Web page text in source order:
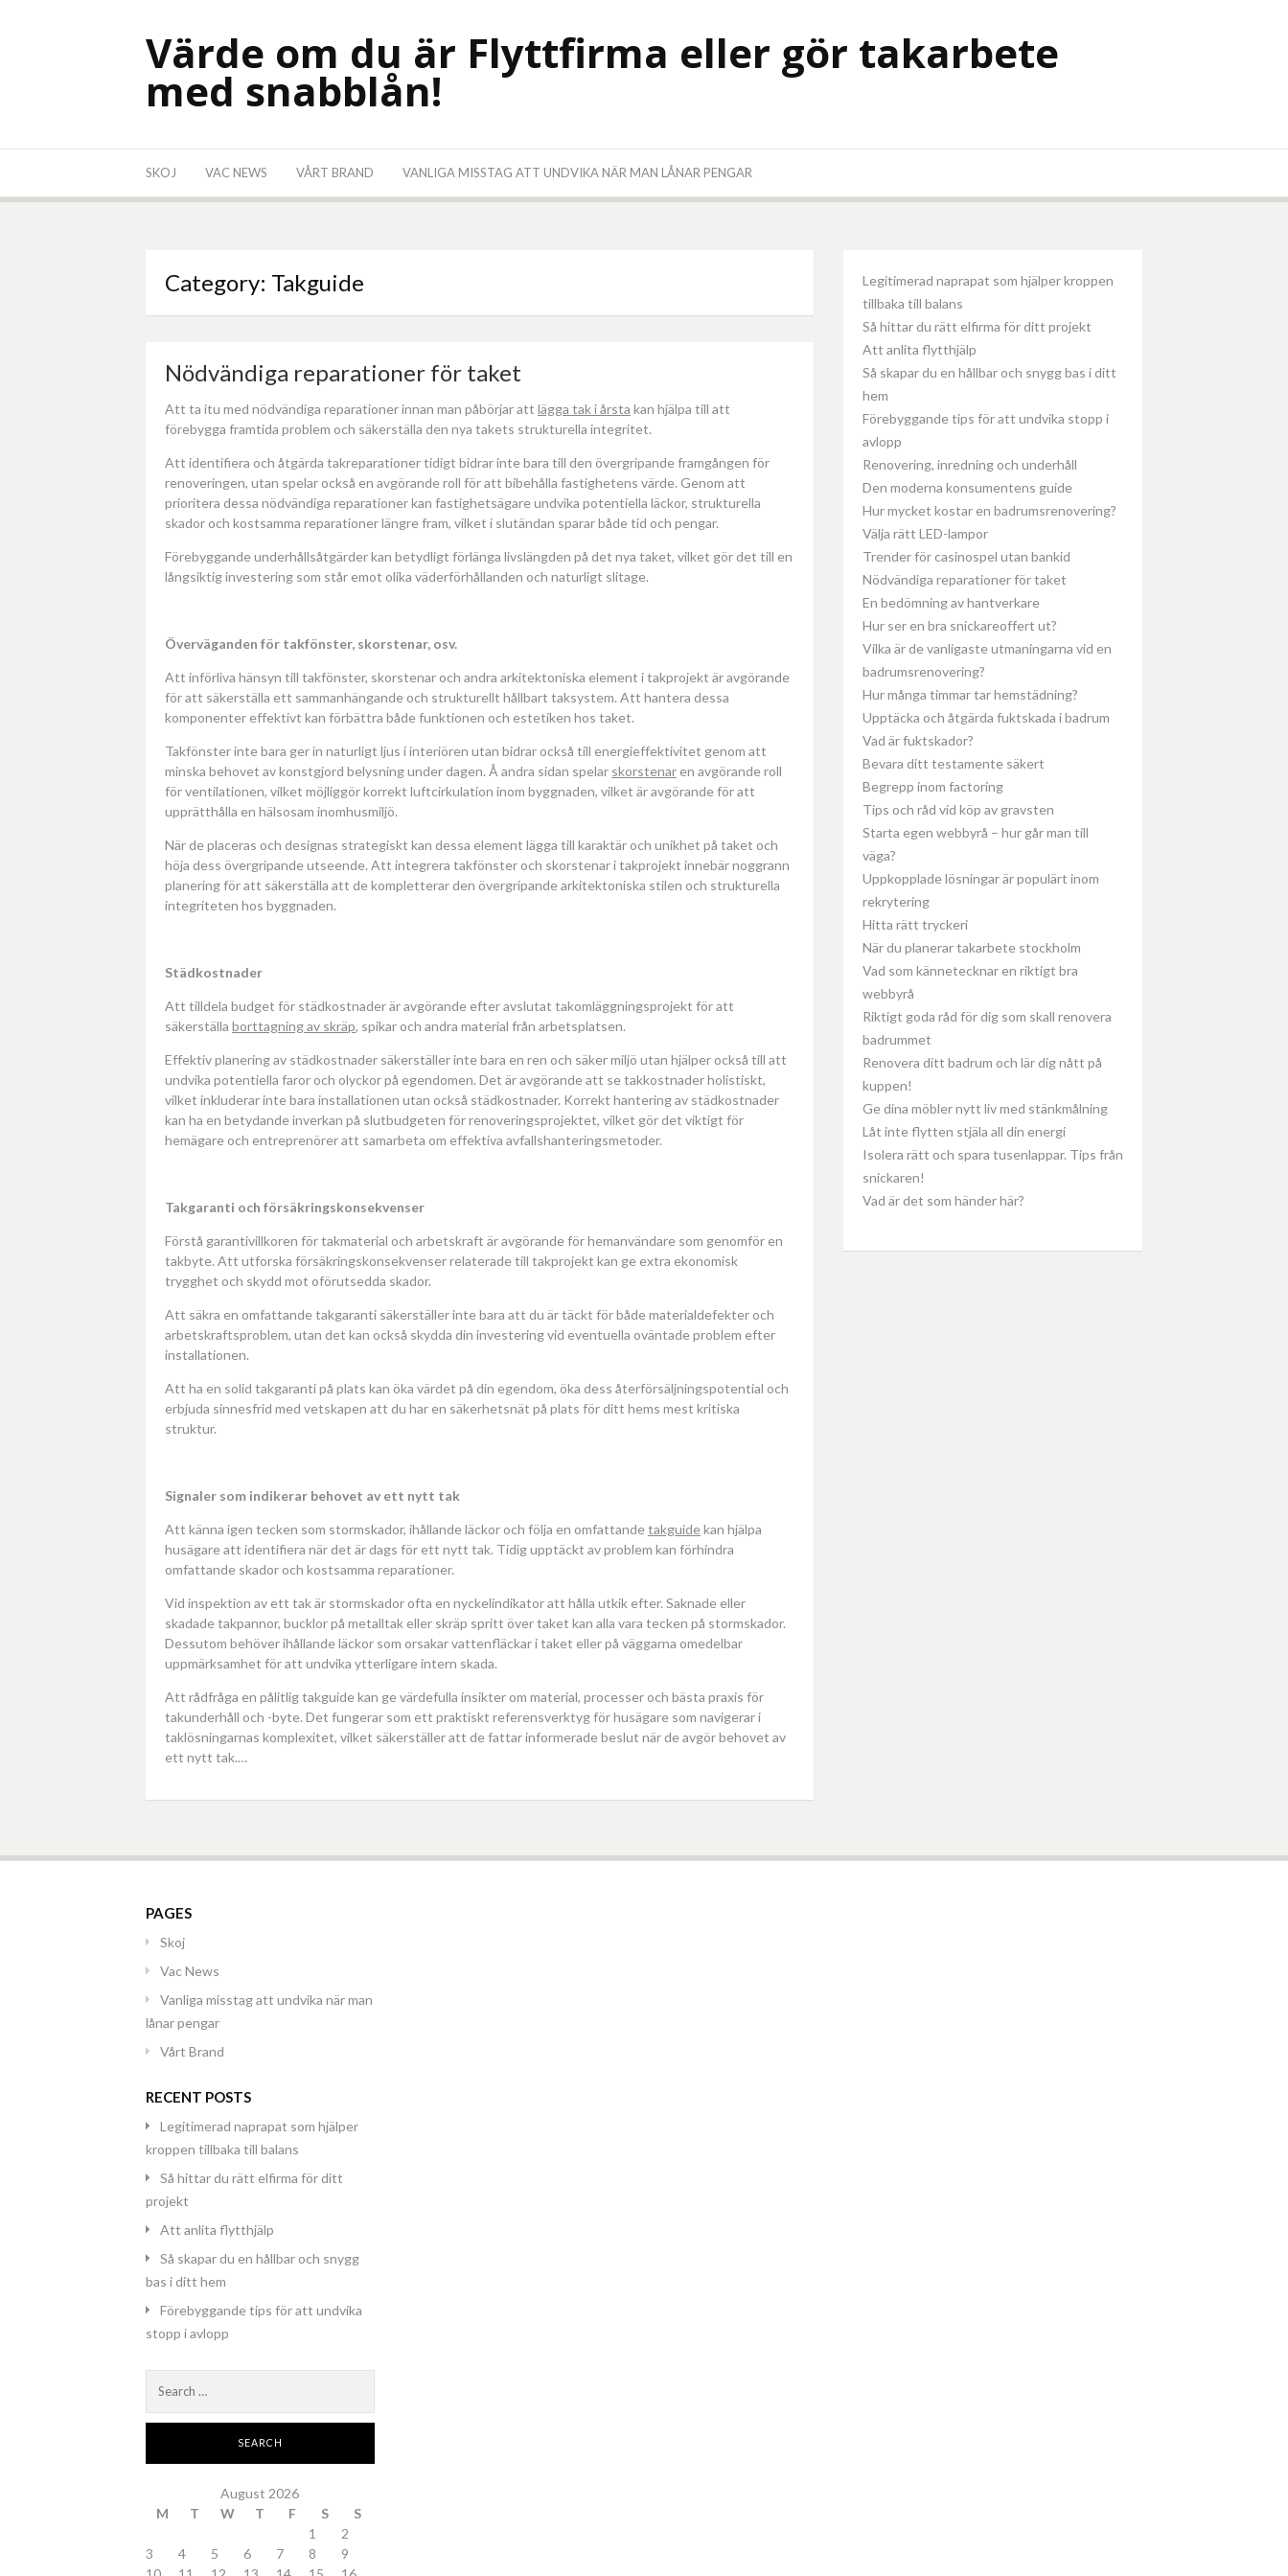
Värde om du är Flyttfirma eller gör takarbete
med snabblån!
SKOJ VAC NEWS VÅRT BRAND VANLIGA MISSTAG ATT UNDVIKA NÄR MAN LÅNAR PENGAR
Category: Takguide
Nödvändiga reparationer för taket
Att ta itu med nödvändiga reparationer innan man påbörjar att lägga tak i årsta kan hjälpa till att
förebygga framtida problem och säkerställa den nya takets strukturella integritet.
Att identifiera och åtgärda takreparationer tidigt bidrar inte bara till den övergripande framgången för
renoveringen, utan spelar också en avgörande roll för att bibehålla fastighetens värde. Genom att
prioritera dessa nödvändiga reparationer kan fastighetsägare undvika potentiella läckor, strukturella
skador och kostsamma reparationer längre fram, vilket i slutändan sparar både tid och pengar.
Förebyggande underhållsåtgärder kan betydligt förlänga livslängden på det nya taket, vilket gör det till en
långsiktig investering som står emot olika väderförhållanden och naturligt slitage.
Överväganden för takfönster, skorstenar, osv.
Att införliva hänsyn till takfönster, skorstenar och andra arkitektoniska element i takprojekt är avgörande
för att säkerställa ett sammanhängande och strukturellt hållbart taksystem. Att hantera dessa
komponenter effektivt kan förbättra både funktionen och estetiken hos taket.
Takfönster inte bara ger in naturligt ljus i interiören utan bidrar också till energieffektivitet genom att
minska behovet av konstgjord belysning under dagen. Å andra sidan spelar skorstenar en avgörande roll
för ventilationen, vilket möjliggör korrekt luftcirkulation inom byggnaden, vilket är avgörande för att
upprätthålla en hälsosam inomhusmiljö.
När de placeras och designas strategiskt kan dessa element lägga till karaktär och unikhet på taket och
höja dess övergripande utseende. Att integrera takfönster och skorstenar i takprojekt innebär noggrann
planering för att säkerställa att de kompletterar den övergripande arkitektoniska stilen och strukturella
integriteten hos byggnaden.
Städkostnader
Att tilldela budget för städkostnader är avgörande efter avslutat takomläggningsprojekt för att
säkerställa borttagning av skräp, spikar och andra material från arbetsplatsen.
Effektiv planering av städkostnader säkerställer inte bara en ren och säker miljö utan hjälper också till att
undvika potentiella faror och olyckor på egendomen. Det är avgörande att se takkostnader holistiskt,
vilket inkluderar inte bara installationen utan också städkostnader. Korrekt hantering av städkostnader
kan ha en betydande inverkan på slutbudgeten för renoveringsprojektet, vilket gör det viktigt för
hemägare och entreprenörer att samarbeta om effektiva avfallshanteringsmetoder.
Takgaranti och försäkringskonsekvenser
Förstå garantivillkoren för takmaterial och arbetskraft är avgörande för hemanvändare som genomför en
takbyte. Att utforska försäkringskonsekvenser relaterade till takprojekt kan ge extra ekonomisk
trygghet och skydd mot oförutsedda skador.
Att säkra en omfattande takgaranti säkerställer inte bara att du är täckt för både materialdefekter och
arbetskraftsproblem, utan det kan också skydda din investering vid eventuella oväntade problem efter
installationen.
Att ha en solid takgaranti på plats kan öka värdet på din egendom, öka dess återförsäljningspotential och
erbjuda sinnesfrid med vetskapen att du har en säkerhetsnät på plats för ditt hems mest kritiska
struktur.
Signaler som indikerar behovet av ett nytt tak
Att känna igen tecken som stormskador, ihållande läckor och följa en omfattandetakguidekan hjälpa
husägare att identifiera när det är dags för ett nytt tak. Tidig upptäckt av problem kan förhindra
omfattande skador och kostsamma reparationer.
Vid inspektion av ett tak är stormskador ofta en nyckelindikator att hålla utkik efter. Saknade eller
skadade takpannor, bucklor på metalltak eller skräp spritt över taket kan alla vara tecken på stormskador.
Dessutom behöver ihållande läckor som orsakar vattenfläckar i taket eller på väggarna omedelbar
uppmärksamhet för att undvika ytterligare intern skada.
Att rådfråga en pålitlig takguide kan ge värdefulla insikter om material, processer och bästa praxis för
takunderhåll och -byte. Det fungerar som ett praktiskt referensverktyg för husägare som navigerar i
taklösningarnas komplexitet, vilket säkerställer att de fattar informerade beslut när de avgör behovet av
ett nytt tak.…
Legitimerad naprapat som hjälper kroppen
tillbaka till balans
Så hittar du rätt elfirma för ditt projekt
Att anlita flytthjälp
Så skapar du en hållbar och snygg bas i ditt
hem
Förebyggande tips för att undvika stopp i
avlopp
Renovering, inredning och underhåll
Den moderna konsumentens guide
Hur mycket kostar en badrumsrenovering?
Välja rätt LED-lampor
Trender för casinospel utan bankid
Nödvändiga reparationer för taket
En bedömning av hantverkare
Hur ser en bra snickareoffert ut?
Vilka är de vanligaste utmaningarna vid en
badrumsrenovering?
Hur många timmar tar hemstädning?
Upptäcka och åtgärda fuktskada i badrum
Vad är fuktskador?
Bevara ditt testamente säkert
Begrepp inom factoring
Tips och råd vid köp av gravsten
Starta egen webbyrå – hur går man till
väga?
Uppkopplade lösningar är populärt inom
rekrytering
Hitta rätt tryckeri
När du planerar takarbete stockholm
Vad som kännetecknar en riktigt bra
webbyrå
Riktigt goda råd för dig som skall renovera
badrummet
Renovera ditt badrum och lär dig nått på
kuppen!
Ge dina möbler nytt liv med stänkmålning
Låt inte flytten stjäla all din energi
Isolera rätt och spara tusenlappar. Tips från
snickaren!
Vad är det som händer här?
PAGES
Skoj
Vac News
Vanliga misstag att undvika när man
lånar pengar
Vårt Brand
RECENT POSTS
Legitimerad naprapat som hjälper
kroppen tillbaka till balans
Så hittar du rätt elfirma för ditt
projekt
Att anlita flytthjälp
Så skapar du en hållbar och snygg
bas i ditt hem
Förebyggande tips för att undvika
stopp i avlopp
for:
August 2026
M
T W T F S
S
1
2
3
4 5 6 7 8
9